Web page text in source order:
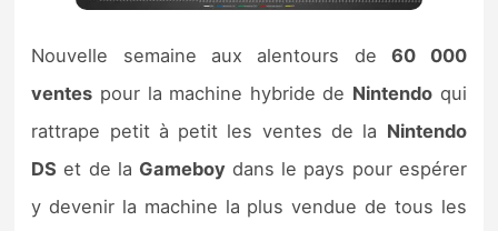
Nouvelle semaine aux alentours de60 000
ventes pour la machine hybride de Nintendo qui
rattrape petit à petit les ventes de la Nintendo
DS et de la Gameboydans le pays pour espérer
y devenir la machine la plus vendue de tous les